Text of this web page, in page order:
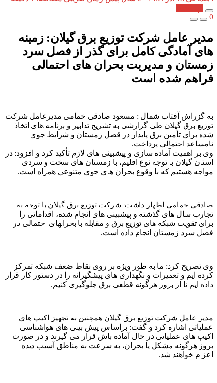
0
مدیر عامل شرکت توزیع برق گیلان: زمینه
های آمادگی كامل برای گذر از فصل سرد
زمستان و مدیریت بحران های احتمالی
فراهم شده است
به گزراش آفتاب شمال : مسعود صادقی خمامی مدیرعامل شرکت
توزیع برق گیلان طی گزارشی به تشریح تدابیر و برنامه های اتخاذ
شده برای تأمین برق پایدار در قصل زمستان و شرایط جوی
نامساعد احتمالی پرداخت.
وی بر اهمیت آماده سازی و پیشبینی های لازم تأکید کرد و افزود: در
استان گیلان با توجه نوع اقلیم، با زمستان های سخت و سردی
مواجه هستیم که با وقوع بحران های جوی متنوعی همراه است.
صادقی خمامی اظهار داشت: شرکت توزیع برق گیلان با توجه به
تجارب سال های گذشته و پیشبینی های انجام شده، اقداماتی را
برای تقویت شبکه های توزیع برق و مقابله با بحرانهای احتمالی در
فصل سرد زمستان انجام داده است.
وی تصریح کرد: ما به طور ویژه بر روی نقاط ضعف شبکه تمرکز
کرده ایم و تعمیرات و نگهداری های پیشگیرانه را در دستور کار قرار
داده ایم تا از بروز هرگونه قطعی برق جلوگیری کنیم.
مدیر عامل شرکت توزیع برق گیلان همچنین به تجهیز اکیپ های
عملیاتی اشاره کرد و گفت: براساس پیش بینی های هواشناسی
اکیپ های عملیاتی در حال آماده باش قرار می گیرند و در صورت
بروز هرگونه مشکل یا بحران، به سرعت به مناطق آسیب دیده
اعزام خواهند شد.